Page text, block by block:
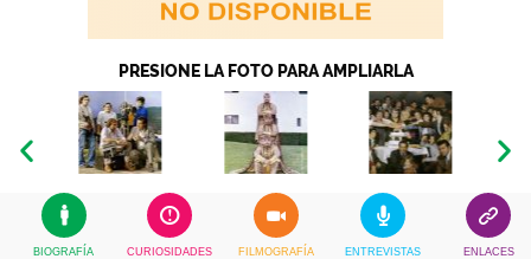
PRESIONE LA FOTO PARA AMPLIARLA
BIOGRAFÍA CURIOSIDADES FILMOGRAFÍA ENTREVISTAS ENLACES